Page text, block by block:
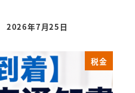
2026年7月25日
税金